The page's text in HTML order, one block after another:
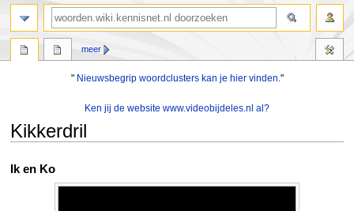
" Nieuwsbegrip woordclusters kan je hier vinden."
Ken jij de website www.videobijdeles.nl al?
Kikkerdril
Naar
Naar
Ik en Ko
meer
zoeken